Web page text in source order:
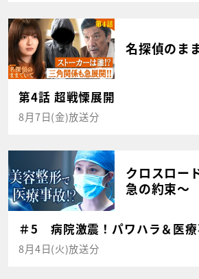
名探偵のま
第4話 超戦慄展開
8月7日(金)放送分
クロスロー
急の約束～
＃5 病院激震！パワハラ＆医
8月4日(火)放送分